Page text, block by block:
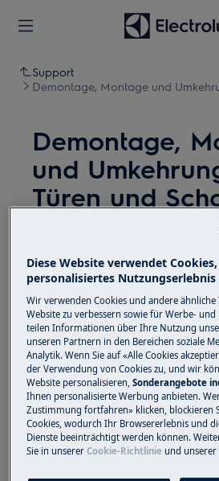
Support
Demontage, Montage und
Demontage,
und
Türen und
Lösung
Deaktivieren Sie vor
und ziehen Sie den Netzstecker
Seien Sie immer vorsichtig, wenn
bewegen. Bei schweren Geräten
Personen sie bewegen.
Verwenden Sie immer
geschlossenes Schuhwerk.
Diese Website verwendet
personalisiertes Nutzungserlebnis
Wir verwenden Cookies und andere
Website zu verbessern sowie für Werbe-
teilen Informationen über Ihre Nutzung
unseren Partnern in den Bereichen soziale
Analytik. Wenn Sie auf «Alle Cookies
der Verwendung von Cookies zu, und wir
Website personalisieren,Sonderangebote
Ihnen personalisierte Werbung anbieten.
Zustimmung fortfahren» klicken, blockieren
Cookies, wodurch Ihr Browsererlebnis und
Dienste beeinträchtigt werden können.
Sie in unsererCookie-Richtlinie und unserer